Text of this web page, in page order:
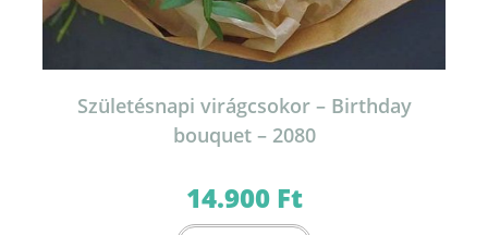
Születésnapi virágcsokor – Birthday
bouquet – 2080
14.900 Ft